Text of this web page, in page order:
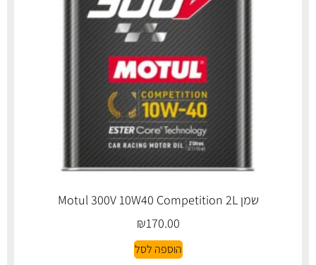
שמן Motul 300V 10W40 Competition 2L
₪170.00
הוספה לסל